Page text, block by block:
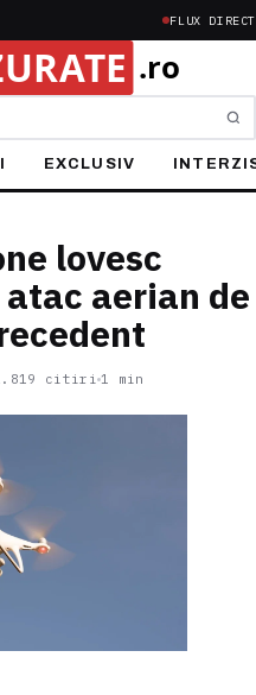
FLUX DIRECT
EXCLUSIV
lovesc
aerian de
citiri 1 min